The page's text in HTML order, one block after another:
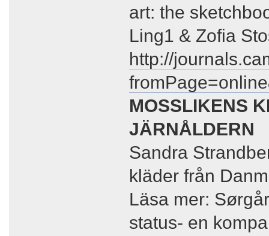
art: the
Ling1 & Zofia
http://
MOSSLIKENS
JÄRNÅLDERN
Sandra
kläder från
Läsa mer:
status- en